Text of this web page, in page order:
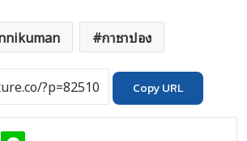
กาชาปอง
Copy URL